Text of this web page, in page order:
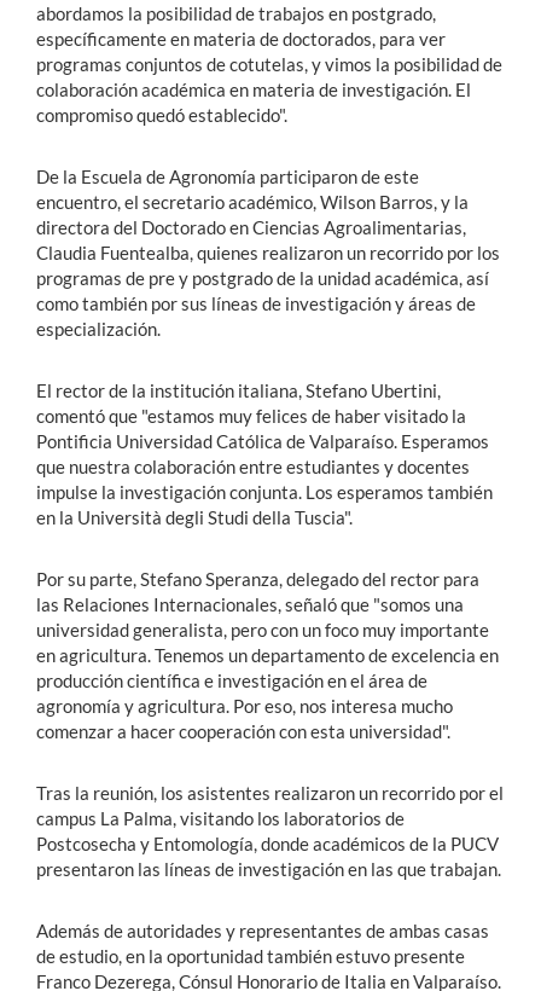
abordamos la posibilidad de trabajos en postgrado,
específicamente en materia de doctorados, para ver
programas conjuntos de cotutelas, y vimos la posibilidad de
colaboración académica en materia de investigación. El
compromiso quedó establecido".
De la Escuela de Agronomía participaron de este
encuentro, el secretario académico, Wilson Barros, y la
directora del Doctorado en Ciencias Agroalimentarias,
Claudia Fuentealba, quienes realizaron un recorrido por los
programas de pre y postgrado de la unidad académica, así
como también por sus líneas de investigación y áreas de
especialización.
El rector de la institución italiana, Stefano Ubertini,
comentó que "estamos muy felices de haber visitado la
Pontificia Universidad Católica de Valparaíso. Esperamos
que nuestra colaboración entre estudiantes y docentes
impulse la investigación conjunta. Los esperamos también
en la Università degli Studi della Tuscia".
Por su parte, Stefano Speranza, delegado del rector para
las Relaciones Internacionales, señaló que "somos una
universidad generalista, pero con un foco muy importante
en agricultura. Tenemos un departamento de excelencia en
producción científica e investigación en el área de
agronomía y agricultura. Por eso, nos interesa mucho
comenzar a hacer cooperación con esta universidad".
Tras la reunión, los asistentes realizaron un recorrido por el
campus La Palma, visitando los laboratorios de
Postcosecha y Entomología, donde académicos de la PUCV
presentaron las líneas de investigación en las que trabajan.
Además de autoridades y representantes de ambas casas
de estudio, en la oportunidad también estuvo presente
Franco Dezerega, Cónsul Honorario de Italia en Valparaíso.